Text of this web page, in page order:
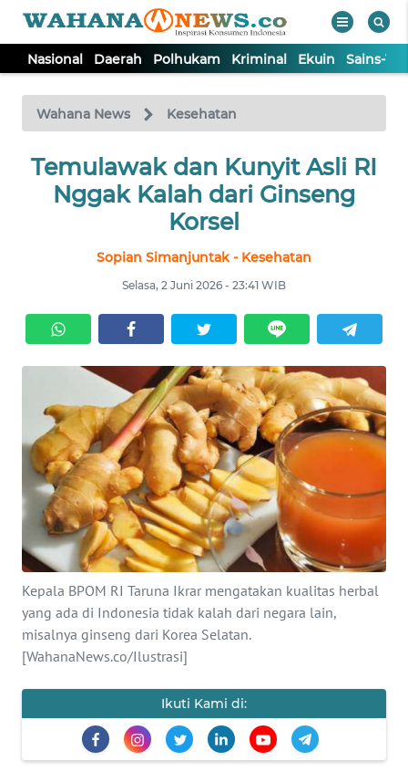
Nasional Daerah Polhukam Kriminal Ekuin Sains-
Wahana News Kesehatan
Temulawak dan Kunyit Asli RI
Nggak Kalah dari Ginseng
Korsel
Sopian Simanjuntak - Kesehatan
Selasa, 2 Juni 2026 - 23:41 WIB
Kepala BPOM RI Taruna Ikrar mengatakan kualitas herbal
yang ada di Indonesia tidak kalah dari negara lain,
misalnya ginseng dari Korea Selatan.
[WahanaNews.co/Ilustrasi]
Ikuti Kami di:
TV
Tutup
NASIONAL
POLHUKAM
KRIMINAL
EKUIN
SAINS-TEKNO
KESEHATAN
INTERNASIONAL
SERBA-SERBI
PENDIDIKAN